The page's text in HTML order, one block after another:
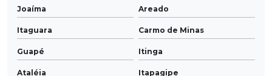
Joaíma Areado
Itaguara Carmo de Minas
Guapé Itinga
Ataléia Itapagipe